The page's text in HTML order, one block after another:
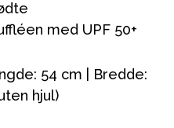
med UPF 50+
54 cm | Bredde:
hjul)